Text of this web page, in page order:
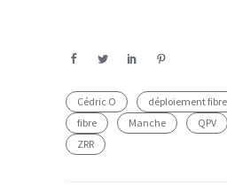
Cédric O déploiement fibre
fibre
Manche QPV
ZRR